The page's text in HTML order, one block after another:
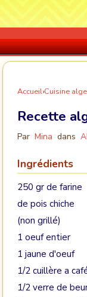
Accueil›Cuisine
Recette
Par Mina dans
Ingrédients
250 gr de farine
de pois chiche
(non grillé)
1 oeuf entier
1 jaune d'oeuf
1/2 cuillère a
1/2 verre de